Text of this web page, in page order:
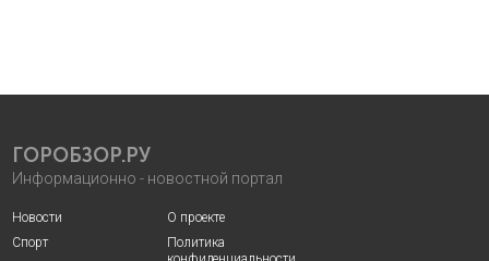
ГОРОБЗОР.РУ
Информационно - новостной портал
Новости
Спорт
О проекте
Политика